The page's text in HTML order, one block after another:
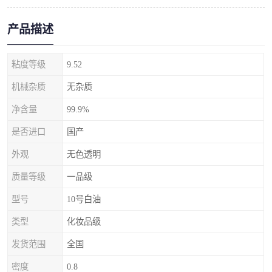
产品描述
粘度等级 9.52
机械杂质 无杂质
净含量 99.9%
是否进口 国产
外观 无色透明
质量等级 一品级
型号 10号白油
类型 化妆品级
发货范围 全国
密度 0.8